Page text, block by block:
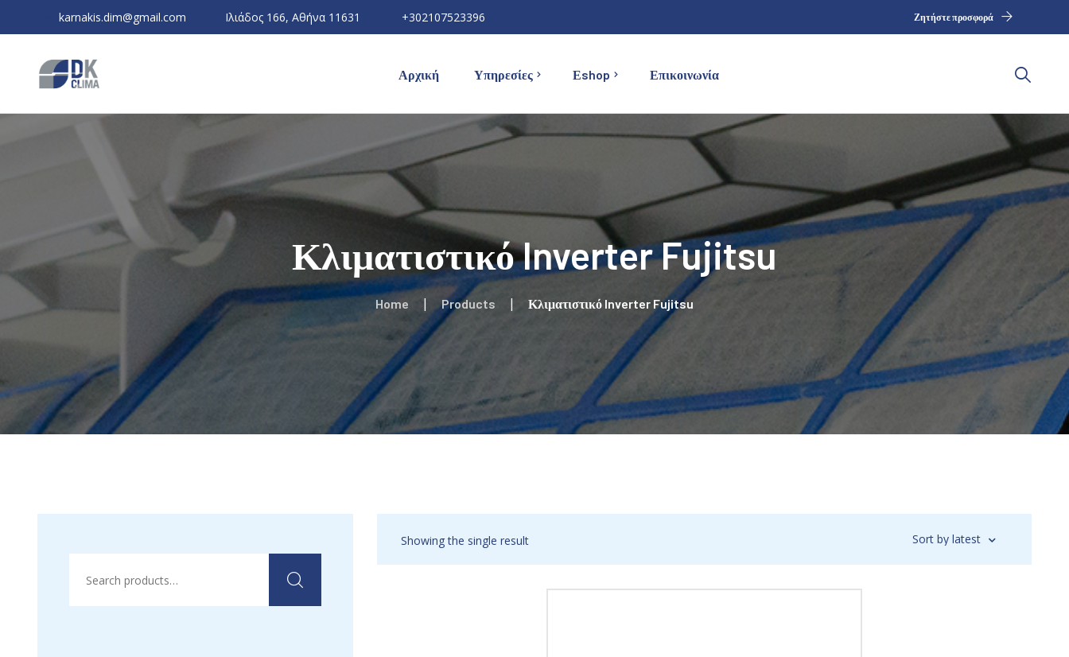
karnakis.dim@gmail.com Ιλιάδος 166, Αθήνα 11631 +302107523396 Ζητήστε προσφορά
Αρχική Υπηρεσίες
Εγκατάσταση Κλιματιστικών
Συντήρηση Κλιματιστικών &
Ηλιακών
Επισκευή Οικιακών
Συσκευών
Συχνές Ερωτήσεις (FAQ)
Εshop
Κλιματιστικά
Υπέρυθρη Θέρμανση
Επικοινωνία
Κλιματιστικό Inverter Fujitsu
Home Products Κλιματιστικό Inverter Fujitsu
Showing the single result